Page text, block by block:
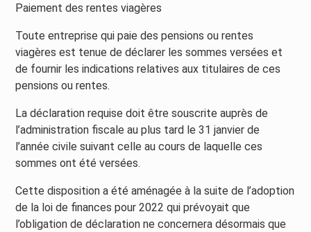
Paiement des rentes viagères
Toute entreprise qui paie des pensions ou rentes
viagères est tenue de déclarer les sommes versées et
de fournir les indications relatives aux titulaires de ces
pensions ou rentes.
La déclaration requise doit être souscrite auprès de
l’administration fiscale au plus tard le 31 janvier de
l’année civile suivant celle au cours de laquelle ces
sommes ont été versées.
Cette disposition a été aménagée à la suite de l’adoption
de la loi de finances pour 2022 qui prévoyait que
l’obligation de déclaration ne concernera désormais que